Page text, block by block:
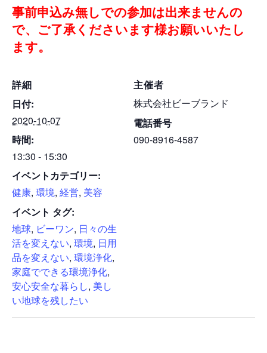
事前申込み無しでの参加は出来ませんの
で、ご了承くださいます様お願いいたし
ます。
詳細
日付:
2020-10-07
時間:
13:30 - 15:30
イベントカテゴリー:
健康, 環境, 経営, 美容
イベント タグ:
地球, ビーワン, 日々の生
活を変えない, 環境, 日用
品を変えない, 環境浄化,
家庭でできる環境浄化,
安心安全な暮らし, 美し
い地球を残したい
主催者
株式会社ビーブランド
電話番号
090-8916-4587